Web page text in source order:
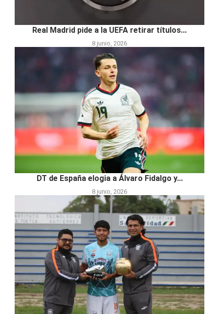
Real Madrid pide a la UEFA retirar títulos...
8 junio, 2026
DT de España elogia a Álvaro Fidalgo y...
8 junio, 2026